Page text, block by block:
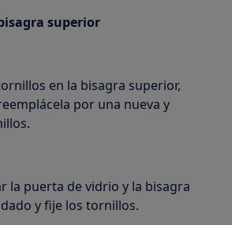
superior
en la bisagra superior,
por una nueva y
la puerta de vidrio y la bisagra
y fije los tornillos.